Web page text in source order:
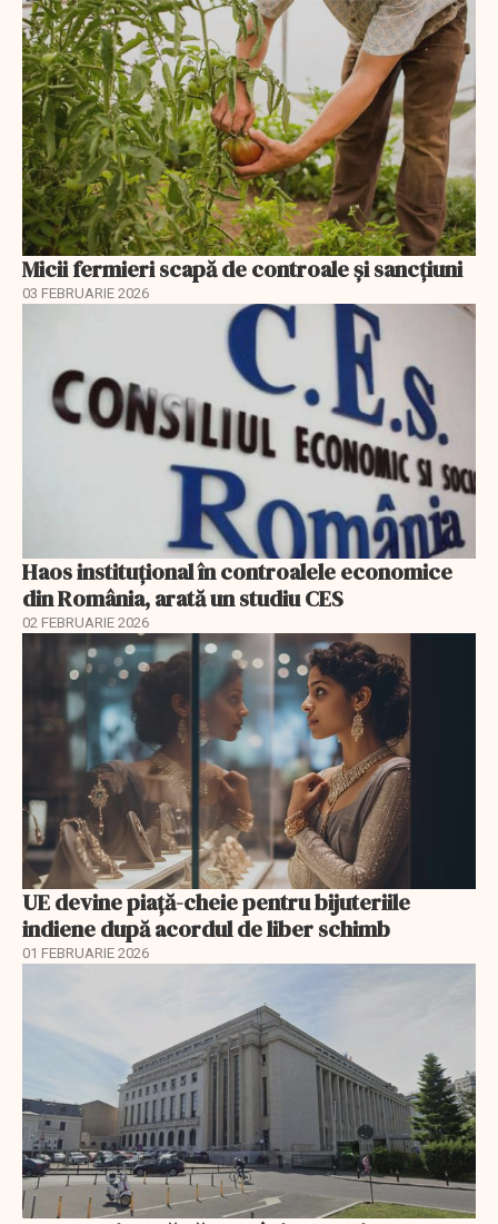
Micii fermieri scapă de controale și sancțiuni
03 FEBRUARIE 2026
Haos instituțional în controalele economice
din România, arată un studiu CES
02 FEBRUARIE 2026
UE devine piață-cheie pentru bijuteriile
indiene după acordul de liber schimb
01 FEBRUARIE 2026